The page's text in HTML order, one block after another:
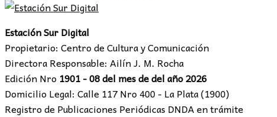
Estación Sur Digital
Propietario: Centro de Cultura y Comunicación
Directora Responsable: Ailín J. M. Rocha
Edición Nro 1901 - 08 del mes de del año 2026
Domicilio Legal: Calle 117 Nro 400 - La Plata (1900)
Registro de Publicaciones Periódicas DNDA en trámite